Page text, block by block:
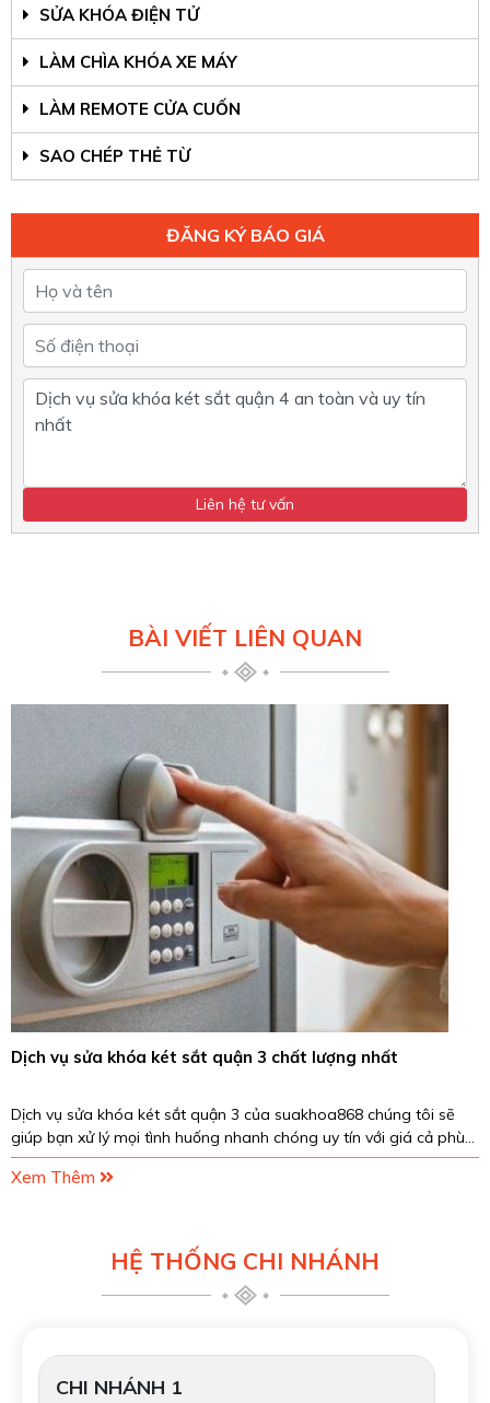
SỬA KHÓA ĐIỆN TỬ
LÀM CHÌA KHÓA XE MÁY
LÀM REMOTE CỬA CUỐN
SAO CHÉP THẺ TỪ
ĐĂNG KÝ BÁO GIÁ
BÀI VIẾT LIÊN QUAN
Dịch vụ sửa khóa két sắt quận 3 chất lượng nhất
Dịch vụ sửa khóa két sắt quận 3 của suakhoa868 chúng tôi sẽ
giúp bạn xử lý mọi tình huống nhanh chóng uy tín với giá cả phù
hợp. Hãy liên hệ ngay đến Hotline...
Xem Thêm
HỆ THỐNG CHI NHÁNH
CHI NHÁNH 1